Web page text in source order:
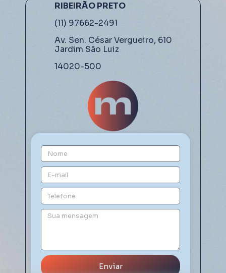
RIBEIRÃO PRETO
(11) 97662-2491
Av. Sen. César Vergueiro, 610
Jardim São Luiz
14020-500
Enviar